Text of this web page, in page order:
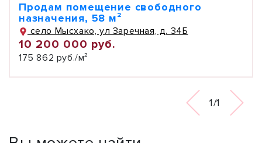
Продам помещение свободного
назначения, 58 м²
село Мысхако, ул Заречная, д. 34Б
10 200 000 руб.
175 862 руб./м²
1/1